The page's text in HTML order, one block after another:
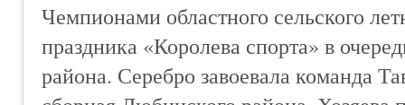
Чемпионами областного сельского
праздника «Королева спорта» в
района. Серебро завоевала команда